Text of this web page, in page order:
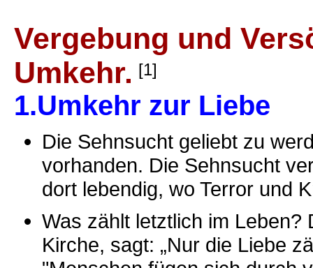
Vergebung und
Umkehr. [1]
1.Umkehr zur Liebe
Die Sehnsucht geliebt zu
vorhanden. Die Sehnsucht
dort lebendig, wo Terror und
Was zählt letztlich im Leben?
Kirche, sagt: „Nur die Liebe